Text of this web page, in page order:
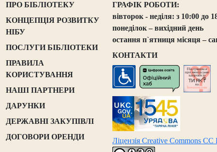
ПРО БІБЛІОТЕКУ
КОНЦЕПЦІЯ РОЗВИТКУ
НІБУ
ПОСЛУГИ БІБЛІОТЕКИ
ПРАВИЛА
КОРИСТУВАННЯ
НАШІ ПАРТНЕРИ
ДАРУНКИ
ДЕРЖАВНІ ЗАКУПІВЛІ
ДОГОВОРИ ОРЕНДИ
ГРАФІК РОБОТИ:
вівторок - неділя: з 10:00 до
понеділок – вихідний день
остання п`ятниця місяця –
КОНТАКТИ
Ліцензія Creative Commons